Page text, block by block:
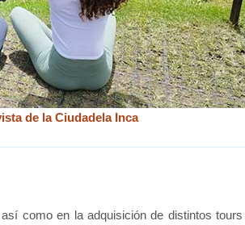
de la Ciudadela Inca
como en la adquisición de distintos